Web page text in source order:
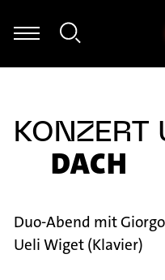
Thomas Mittler -
KONZERT
DACH
Duo-Abend mit
Ueli Wiget (Klavier)